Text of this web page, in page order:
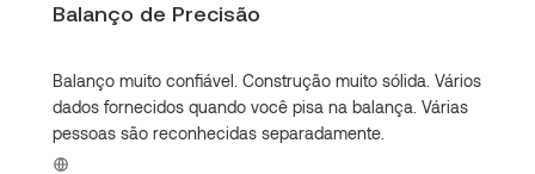
Balanço de Precisão
Balanço muito confiável. Construção muito sólida. Vários
dados fornecidos quando você pisa na balança. Várias
pessoas são reconhecidas separadamente.